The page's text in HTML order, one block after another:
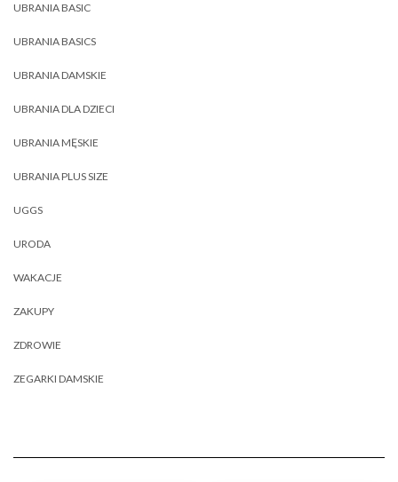
UBRANIA BASIC
UBRANIA BASICS
UBRANIA DAMSKIE
UBRANIA DLA DZIECI
UBRANIA MĘSKIE
UBRANIA PLUS SIZE
UGGS
URODA
WAKACJE
ZAKUPY
ZDROWIE
ZEGARKI DAMSKIE